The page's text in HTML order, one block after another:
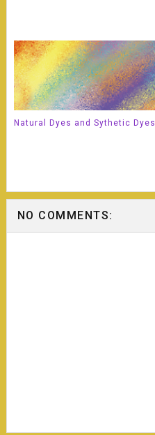
Natural Dyes and Sythetic Dyes
NO COMMENTS: